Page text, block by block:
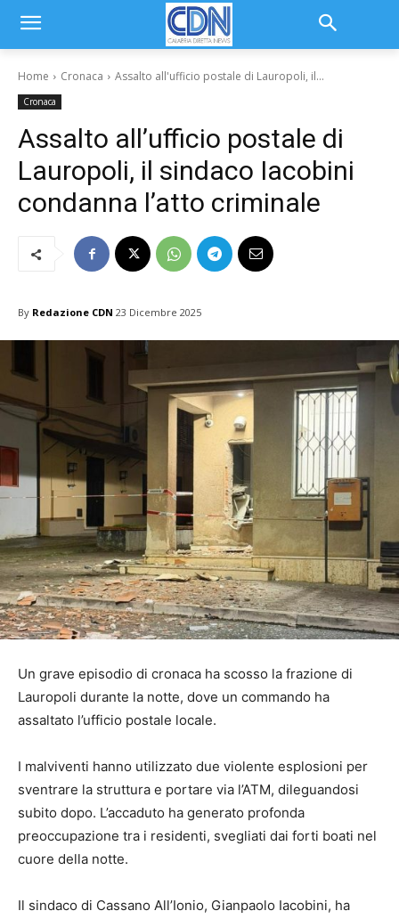
Home Cronaca Assalto all'ufficio postale di Lauropoli, il...
Cronaca
Assalto all’ufficio postale di
Lauropoli, il sindaco Iacobini
condanna l’atto criminale
By Redazione CDN 23 Dicembre 2025
Un grave episodio di cronaca ha scosso la frazione di
Lauropoli durante la notte, dove un commando ha
assaltato l’ufficio postale locale.
I malviventi hanno utilizzato due violente esplosioni per
sventrare la struttura e portare via l’ATM, dileguandosi
subito dopo. L’accaduto ha generato profonda
preoccupazione tra i residenti, svegliati dai forti boati nel
cuore della notte.
Il sindaco di Cassano All’Ionio, Gianpaolo Iacobini, ha